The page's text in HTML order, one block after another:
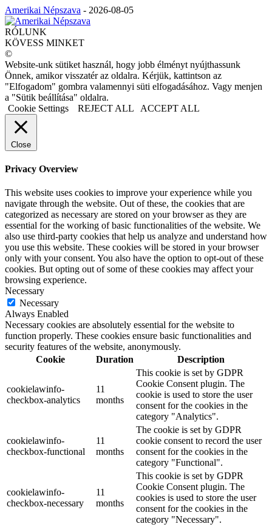
Amerikai Népszava - 2026-08-05
RÓLUNK
KÖVESS MINKET
©
Website-unk sütiket használ, hogy jobb élményt nyújthassunk
Önnek, amikor visszatér az oldalra. Kérjük, kattintson az
"Elfogadom" gombra valamennyi süti elfogadásához. Vagy menjen
a "Sütik beállítása" oldalra.
Cookie Settings
REJECT ALL ACCEPT ALL
Close
Privacy Overview
This website uses cookies to improve your experience while you
navigate through the website. Out of these, the cookies that are
categorized as necessary are stored on your browser as they are
essential for the working of basic functionalities of the website. We
also use third-party cookies that help us analyze and understand how
you use this website. These cookies will be stored in your browser
only with your consent. You also have the option to opt-out of these
cookies. But opting out of some of these cookies may affect your
browsing experience.
Necessary
Necessary
Always Enabled
Necessary cookies are absolutely essential for the website to
function properly. These cookies ensure basic functionalities and
security features of the website, anonymously.
Cookie
Duration Description
cookielawinfo-
checkbox-analytics
11
months
This cookie is set by GDPR
Cookie Consent plugin. The
cookie is used to store the user
consent for the cookies in the
category "Analytics".
cookielawinfo-
checkbox-functional
11
months
The cookie is set by GDPR
cookie consent to record the user
consent for the cookies in the
category "Functional".
cookielawinfo-
checkbox-necessary
11
months
This cookie is set by GDPR
Cookie Consent plugin. The
cookies is used to store the user
consent for the cookies in the
category "Necessary".